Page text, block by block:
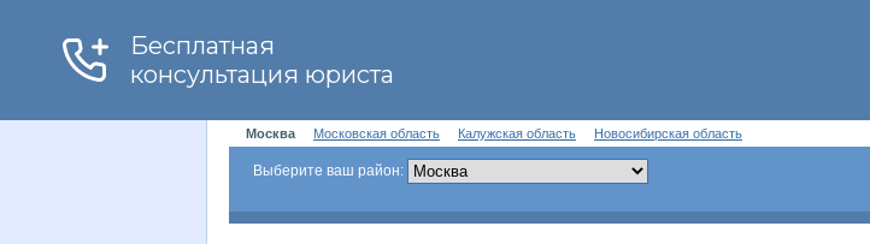
Москва Московская область Калужская область Новосибирская область
Выберите ваш район: